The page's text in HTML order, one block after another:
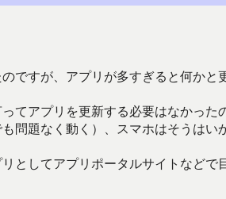
ですが、アプリが多すぎると何かと
てアプリを更新する必要はなかっ
問題なく動く）、スマホはそうはい
としてアプリポータルサイトなど